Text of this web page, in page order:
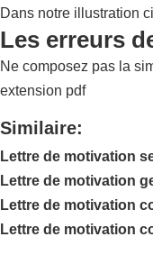
Dans notre illustration
Les erreurs
Ne composez pas la
extension pdf
Similaire:
Lettre de motivation
Lettre de motivation
Lettre de motivation
Lettre de motivation